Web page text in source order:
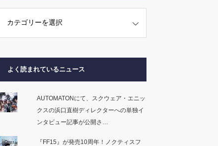
よく読まれているニュース
AUTOMATONにて、スクウェア・エニッ
クスの浜口直樹ディレクターへの単独イ
ンタビュー記事が公開さ…
『FF15』が発売10周年！ノクティスフ